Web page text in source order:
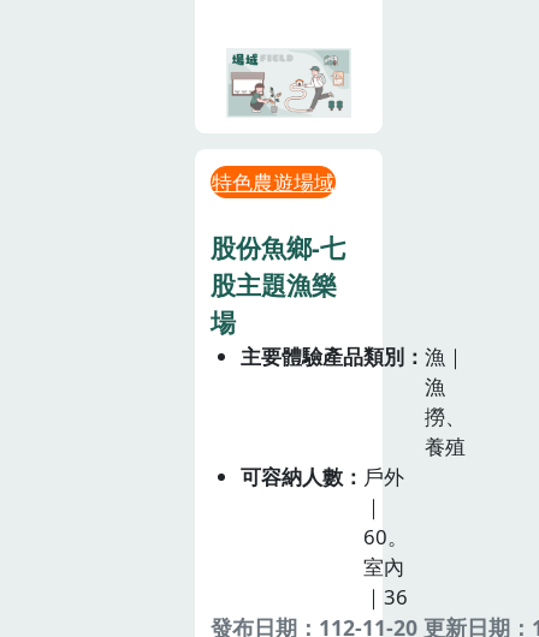
特色農遊場域
股份魚鄉-七
股主題漁樂
場
主要體驗產品類別
漁｜
漁
撈、
養殖
可容納人數
戶外
｜
60。
室內
｜36
發布日期：112-11-20 更新日期